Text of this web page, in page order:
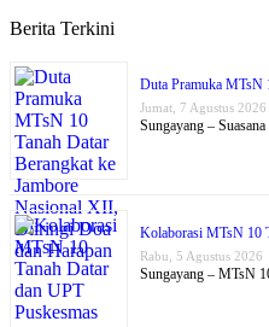
Berita Terkini
Duta Pramuka MTsN
Jumat, 7 Agustus 2026
Sungayang –
Kolaborasi MTsN 10
Rabu, 5 Agustus 2026
Sungayang – MTsN